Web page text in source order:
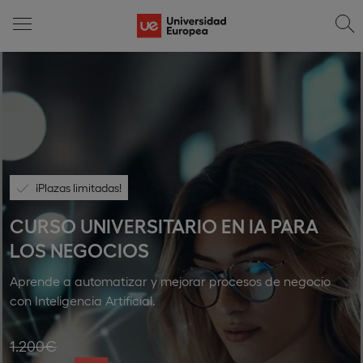
¡Plazas limitadas!
CURSO UNIVERSITARIO EN IA PARA
LOS NEGOCIOS
Aprende a automatizar y mejorar procesos de negocio
con Inteligencia Artificial.
1.200€